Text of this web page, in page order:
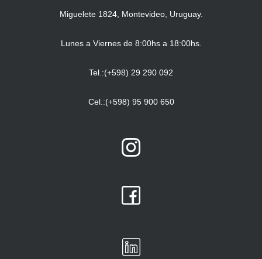
Miguelete 1824, Montevideo, Uruguay.
Lunes a Viernes de 8:00hs a 18:00hs.
Tel.:(+598) 29 290 092
Cel.:(+598) 95 900 650